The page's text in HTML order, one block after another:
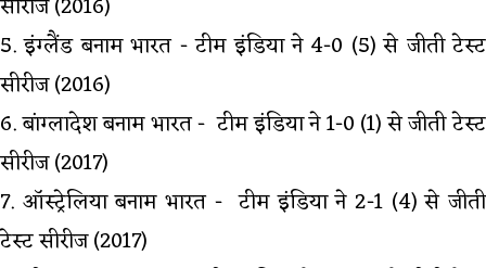
5. इंग्लैंड बनाम भारत - टीम इंडिया ने 4-0 (5) से जीती टेस्ट
सीरीज (2016)
6. बांग्लादेश बनाम भारत - टीम इंडिया ने 1-0 (1) से जीती टेस्ट
सीरीज (2017)
7. ऑस्ट्रेलिया बनाम भारत - टीम इंडिया ने 2-1 (4) से जीती
टेस्ट सीरीज (2017)